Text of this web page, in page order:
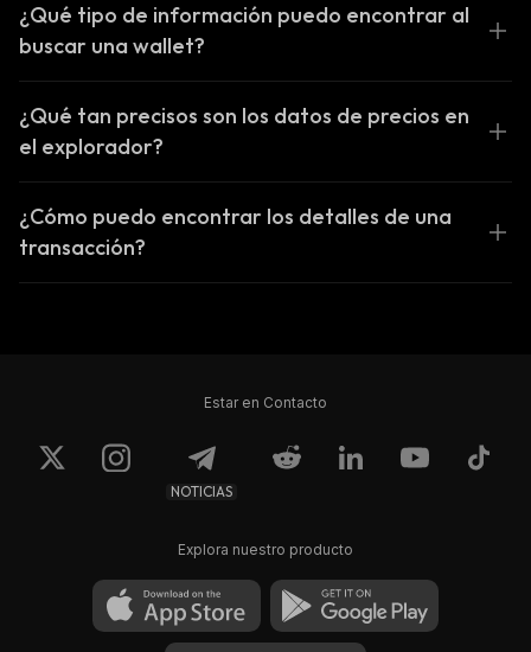
¿Qué tipo de información puedo encontrar al
buscar una wallet?
¿Qué tan precisos son los datos de precios en
el explorador?
¿Cómo puedo encontrar los detalles de una
transacción?
Estar en Contacto
NOTICIAS
Explora nuestro producto